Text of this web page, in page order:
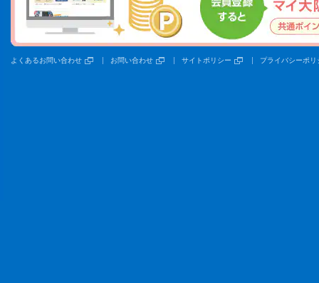
よくあるお問い合わせ お問い合わせ サイトポリシー プライバシーポリ